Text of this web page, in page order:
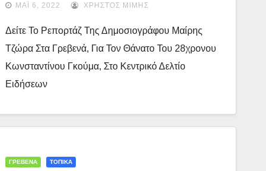
ΜΆΙ 6, 2022 ΧΡΉΣΤΟΣ ΜΊΜΗΣ
Δείτε Το Ρεπορτάζ Της Δημοσιογράφου Μαίρης
Τζώρα Στα Γρεβενά, Για Τον Θάνατο Του 28χρονου
Κωνσταντίνου Γκούμα, Στο Κεντρικό Δελτίο
Ειδήσεων
ΓΡΕΒΕΝΑ ΤΟΠΙΚΑ